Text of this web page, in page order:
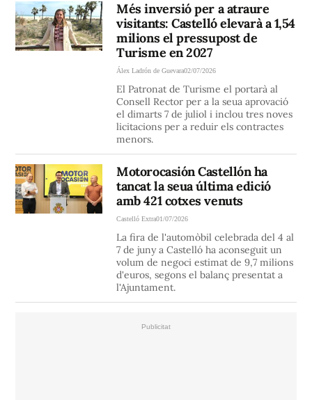
Més inversió per a atraure
visitants: Castelló elevarà a 1,54
milions el pressupost de
Turisme en 2027
Álex Ladrón de Guevara02/07/2026
El Patronat de Turisme el portarà al
Consell Rector per a la seua aprovació
el dimarts 7 de juliol i inclou tres noves
licitacions per a reduir els contractes
menors.
Motorocasión Castellón ha
tancat la seua última edició
amb 421 cotxes venuts
Castelló Extra01/07/2026
La fira de l'automòbil celebrada del 4 al
7 de juny a Castelló ha aconseguit un
volum de negoci estimat de 9,7 milions
d'euros, segons el balanç presentat a
l'Ajuntament.